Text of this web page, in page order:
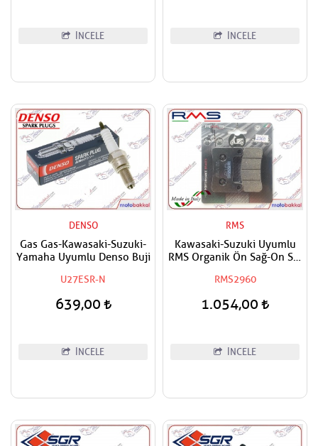
İNCELE İNCELE
DENSO
Gas Gas-Kawasaki-Suzuki-
Yamaha Uyumlu Denso Buji
U27ESR-N
639,00
İNCELE
RMS
Kawasaki-Suzuki Uyumlu
RMS Organik Ön Sağ-On Sol
RMS2960
1.054,00
İNCELE